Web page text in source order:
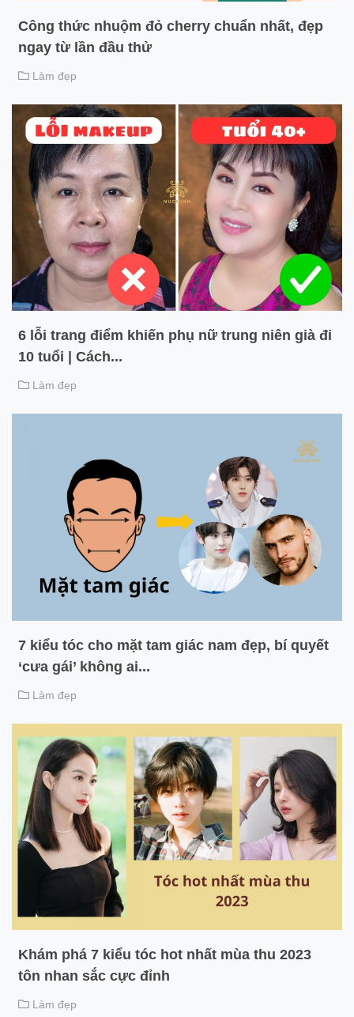
Công thức nhuộm đỏ cherry chuẩn nhất, đẹp
ngay từ lần đầu thử
Làm đẹp
6 lỗi trang điểm khiến phụ nữ trung niên già đi
10 tuổi | Cách...
Làm đẹp
7 kiểu tóc cho mặt tam giác nam đẹp, bí quyết
‘cưa gái’ không ai...
Làm đẹp
Khám phá 7 kiểu tóc hot nhất mùa thu 2023
tôn nhan sắc cực đỉnh
Làm đẹp